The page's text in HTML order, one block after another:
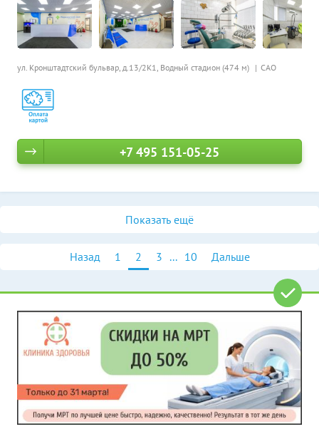
ул. Кронштадтский бульвар, д.13/2К1, Водный стадион (474 м) САО
+7 495 151-05-25
Показать ещё
Назад 1 2 3 ... 10 Дальше